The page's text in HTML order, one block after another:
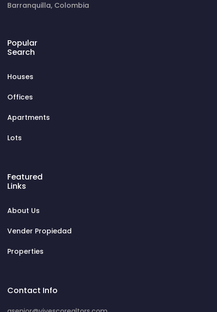
Barranquilla, Colombia
Popular
Search
Houses
Offices
Apartments
Lots
Featured
Links
About Us
Vender Propiedad
Properties
Contact Info